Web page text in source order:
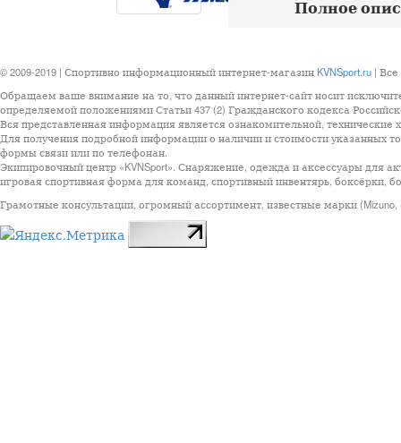
Полное
© 2009-2019 | Спортивно информационный интернет-магазин KVNSport.ru |
Обращаем ваше внимание на то, что данный интернет-сайт носит
определяемой положениями Статьи 437 (2) Гражданского кодекса
Вся представленная информация является ознакомительной, технические
Для получения подробной информации о наличии и стоимости указанных
формы связи или по телефонан.
Экипировочный центр «KVNSport». Снаряжение, одежда и аксессуары для
игровая спортивная форма для команд, спортивный инвентярь, боксёрки,
Грамотные консультации, огромный ассортимент, известные марки (Mizuno,